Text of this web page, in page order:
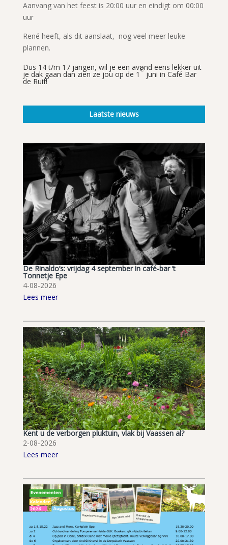
Aanvang van het feest is 20:00 uur en eindigt om 00:00
uur
René heeft, als dit aanslaat, nog veel meer leuke
plannen.
Dus 14 t/m 17 jarigen, wil je een avond eens lekker uit
je dak gaan dan zien ze jou op de 1
e
juni in Café Bar
de Ruif!
Laatste nieuws
De Rinaldo’s: vrijdag 4 september in café-bar ’t
Tonnetje Epe
4-08-2026
Lees meer
Kent u de verborgen pluktuin, vlak bij Vaassen al?
2-08-2026
Lees meer